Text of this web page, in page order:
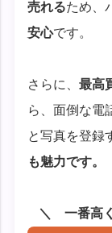
売れるため、
安心です。
さらに、最高
ら、面倒な電
と写真を登録
も魅力です。
一番高